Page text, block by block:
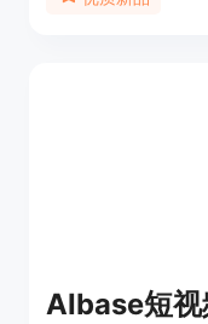
AIbase短视